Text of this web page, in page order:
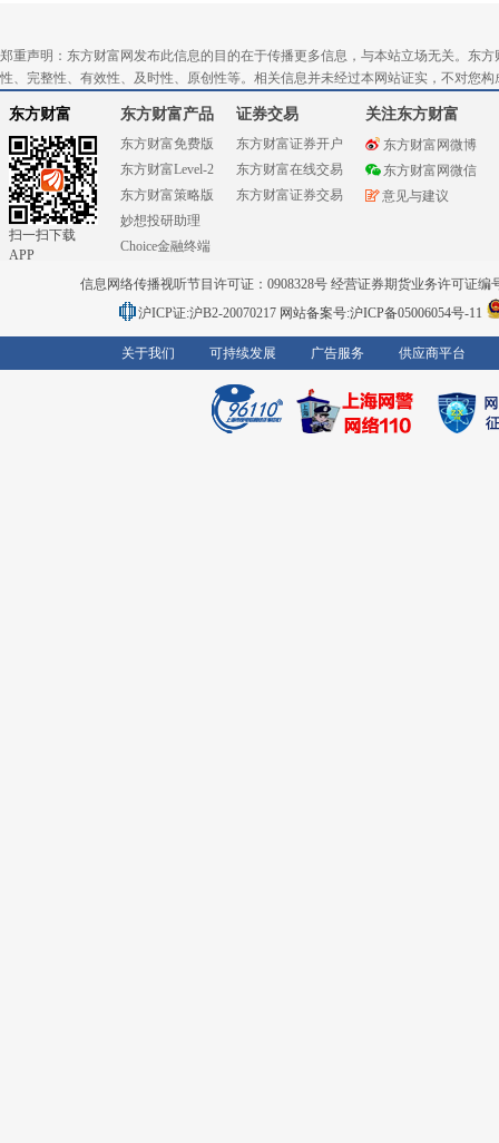
郑重声明：东方财富网发布此信息的目的在于传播更多信息，与本站立场无关。东
性、完整性、有效性、及时性、原创性等。相关信息并未经过本网站证实，不对您
东方财富
扫一扫下载
APP
东方财富产品
东方财富免费版
东方财富Level-2
东方财富策略版
妙想投研助理
Choice金融终端
证券交易
东方财富证券开户
东方财富在线交易
东方财富证券交易
关注东方财富
东方财富网微博
东方财富网微信
意见与建议
信息网络传播视听节目许可证：0908328号 经营证券期货业务许可证编
沪ICP证:沪B2-20070217 网站备案号:沪ICP备05006054号-11
关于我们 可持续发展 广告服务 供应商平台